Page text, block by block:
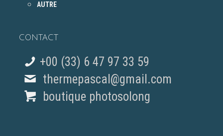
AUTRE
CONTACT
+00 (33) 6 47 97 33 59
thermepascal@gmail.com
boutique photosolong